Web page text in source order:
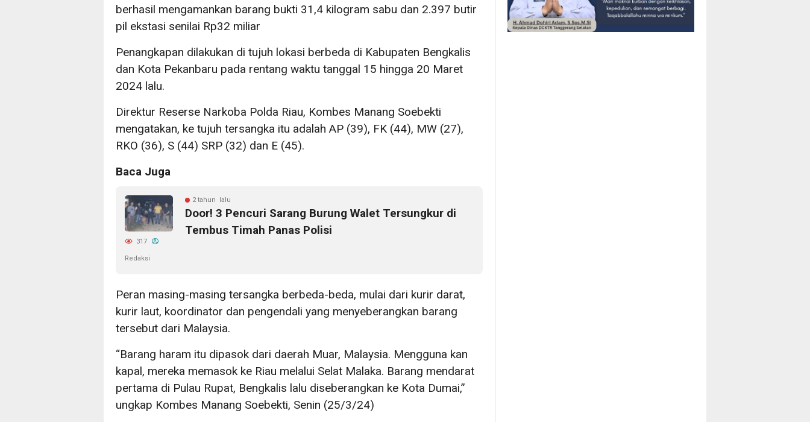
berhasil mengamankan barang bukti 31,4 kilogram sabu dan 2.397 butir
pil ekstasi senilai Rp32 miliar
Penangkapan dilakukan di tujuh lokasi berbeda di Kabupaten Bengkalis
dan Kota Pekanbaru pada rentang waktu tanggal 15 hingga 20 Maret
2024 lalu.
Direktur Reserse Narkoba Polda Riau, Kombes Manang Soebekti
mengatakan, ke tujuh tersangka itu adalah AP (39), FK (44), MW (27),
RKO (36), S (44) SRP (32) dan E (45).
Baca Juga
2 tahun lalu
Door! 3 Pencuri Sarang Burung Walet Tersungkur di
Tembus Timah Panas Polisi
317
Redaksi
Peran masing-masing tersangka berbeda-beda, mulai dari kurir darat,
kurir laut, koordinator dan pengendali yang menyeberangkan barang
tersebut dari Malaysia.
“Barang haram itu dipasok dari daerah Muar, Malaysia. Mengguna kan
kapal, mereka memasok ke Riau melalui Selat Malaka. Barang mendarat
pertama di Pulau Rupat, Bengkalis lalu diseberangkan ke Kota Dumai,”
ungkap Kombes Manang Soebekti, Senin (25/3/24)